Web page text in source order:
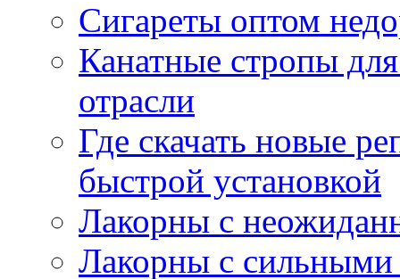
Сигареты оптом
Канатные стропы
отрасли
Где скачать новые
быстрой установкой
Лакорны с
Лакорны с сильными